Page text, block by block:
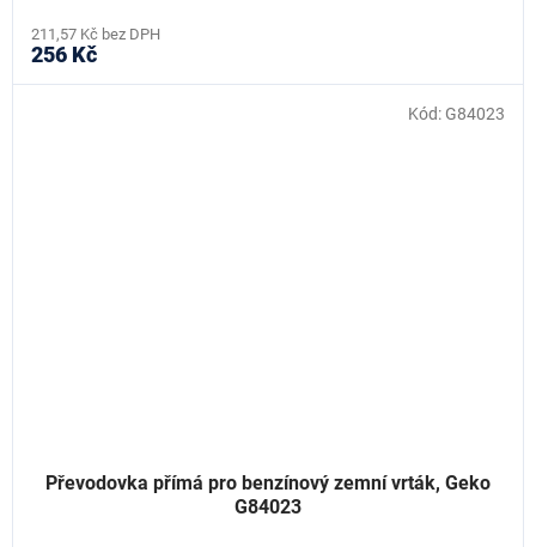
211,57 Kč bez DPH
256 Kč
Převodovka přímá pro benzínový zemní vrták, Geko
G84023
Kód: G84023